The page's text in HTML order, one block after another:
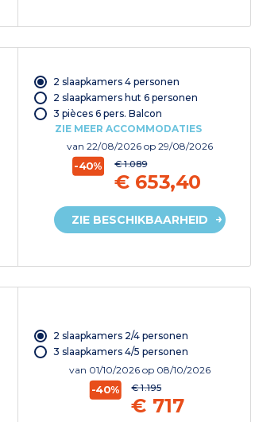
2 slaapkamers 4 personen
2 slaapkamers hut 6 personen
3 pièces 6 pers. Balcon
ZIE MEER ACCOMMODATIES
van 22/08/2026 op 29/08/2026
-40% € 1.089
€ 653,40
ZIE BESCHIKBAARHEID
2 slaapkamers 2/4 personen
3 slaapkamers 4/5 personen
van 01/10/2026 op 08/10/2026
-40% € 1.195
€ 717